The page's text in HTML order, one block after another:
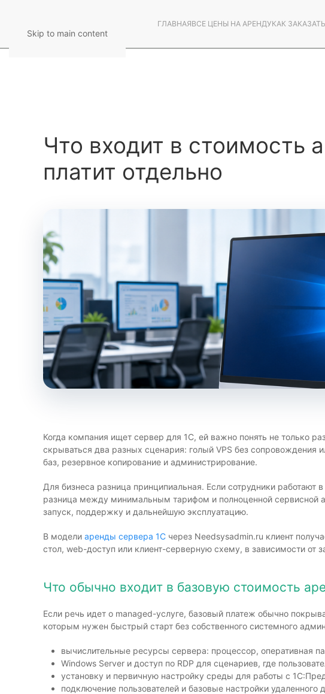
Skip to main content
ГЛАВНАЯВСЕ ЦЕНЫ НА АРЕНДУКАК
Что входит в стоимость
платит отдельно
Когда компания ищет сервер для 1С, ей важно понять не только
скрываться два разных сценария: голый VPS без сопровождения
баз, резервное копирование и администрирование.
Для бизнеса разница принципиальная. Если сотрудники
разница между минимальным тарифом и полноценной сервисной
запуск, поддержку и дальнейшую эксплуатацию.
В модели аренды сервера 1С через Needsysadmin.ru клиент
стол, web-доступ или клиент-серверную схему, в зависимости от
Что обычно входит в базовую стоимость
Если речь идет о managed-услуге, базовый платеж обычно
которым нужен быстрый старт без собственного системного
вычислительные ресурсы сервера: процессор, оперативная
Windows Server и доступ по RDP для сценариев, где
установку и первичную настройку среды для работы с
подключение пользователей и базовые настройки удаленного